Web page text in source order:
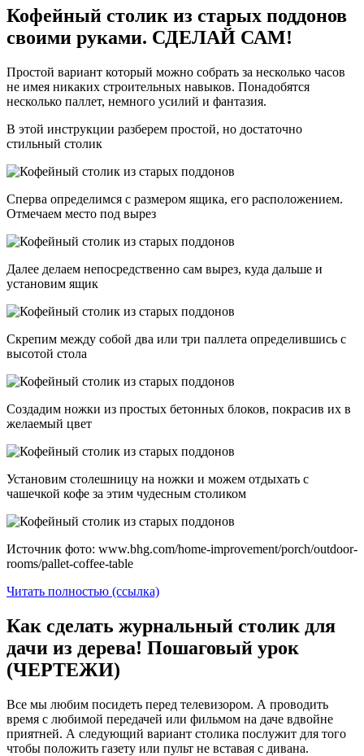
Кофейный столик из старых поддонов
своими руками. СДЕЛАЙ САМ!
Простой вариант который можно собрать за несколько часов
не имея никаких строительных навыков. Понадобятся
несколько паллет, немного усилий и фантазия.
В этой инструкции разберем простой, но достаточно
стильный столик
Сперва определимся с размером ящика, его расположением.
Отмечаем место под вырез
Далее делаем непосредственно сам вырез, куда дальше и
установим ящик
Скрепим между собой два или три паллета определившись с
высотой стола
Создадим ножки из простых бетонных блоков, покрасив их в
желаемый цвет
Установим столешницу на ножки и можем отдыхать с
чашечкой кофе за этим чудесным столиком
Источник фото: www.bhg.com/home-improvement/porch/outdoor-
rooms/pallet-coffee-table
Читать полностью (ссылка)
Как сделать журнальный столик для
дачи из дерева! Пошаговый урок
(ЧЕРТЕЖИ)
Все мы любим посидеть перед телевизором. А проводить
время с любимой передачей или фильмом на даче вдвойне
приятней. А следующий вариант столика послужит для того
чтобы положить газету или пульт не вставая с дивана.